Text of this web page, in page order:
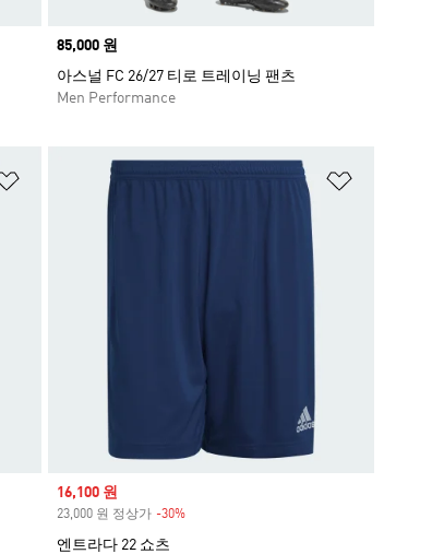
Price
85,000 원
아스널 FC 26/27 티로 트레이닝 팬츠
Men Performance
위시리스트 담기
Sale price
16,100 원
23,000 원 정상가 -30%Discount
엔트라다 22 쇼츠